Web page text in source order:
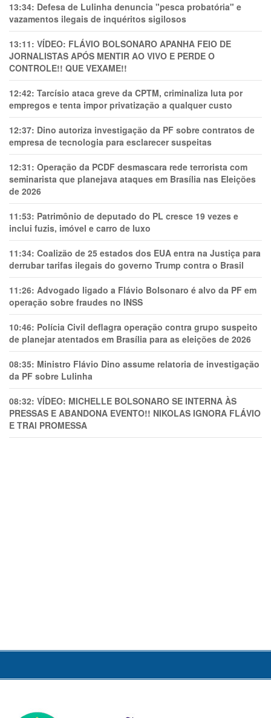
13:34: Defesa de Lulinha denuncia "pesca probatória" e
vazamentos ilegais de inquéritos sigilosos
13:11: VÍDEO: FLÁVIO BOLSONARO APANHA FEIO DE
JORNALISTAS APÓS MENTIR AO VIVO E PERDE O
CONTROLE!! QUE VEXAME!!
12:42: Tarcísio ataca greve da CPTM, criminaliza luta por
empregos e tenta impor privatização a qualquer custo
12:37: Dino autoriza investigação da PF sobre contratos de
empresa de tecnologia para esclarecer suspeitas
12:31: Operação da PCDF desmascara rede terrorista com
seminarista que planejava ataques em Brasília nas Eleições
de 2026
11:53: Patrimônio de deputado do PL cresce 19 vezes e
inclui fuzis, imóvel e carro de luxo
11:34: Coalizão de 25 estados dos EUA entra na Justiça para
derrubar tarifas ilegais do governo Trump contra o Brasil
11:26: Advogado ligado a Flávio Bolsonaro é alvo da PF em
operação sobre fraudes no INSS
10:46: Polícia Civil deflagra operação contra grupo suspeito
de planejar atentados em Brasília para as eleições de 2026
08:35: Ministro Flávio Dino assume relatoria de investigação
da PF sobre Lulinha
08:32: VÍDEO: MICHELLE BOLSONARO SE INTERNA ÀS
PRESSAS E ABANDONA EVENTO!! NIKOLAS IGNORA FLÁVIO
E TRAl PROMESSA